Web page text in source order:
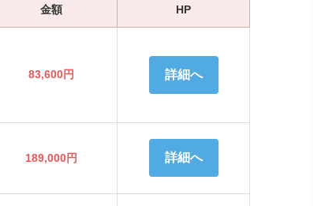
金額 HP
83,600円 詳細へ
189,000円 詳細へ